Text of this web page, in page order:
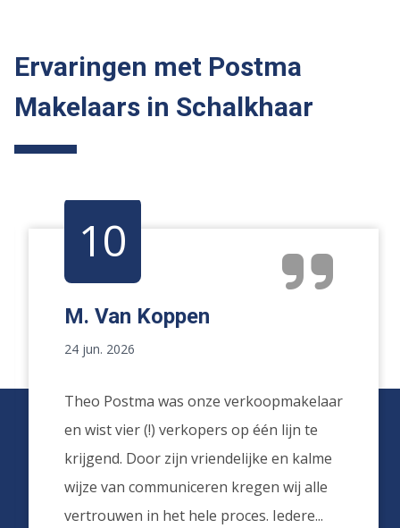
Ervaringen met Postma
Makelaars in Schalkhaar
10
M. Van Koppen
24 jun. 2026
Theo Postma was onze verkoopmakelaar
en wist vier (!) verkopers op één lijn te
krijgend. Door zijn vriendelijke en kalme
wijze van communiceren kregen wij alle
vertrouwen in het hele proces. Iedere...